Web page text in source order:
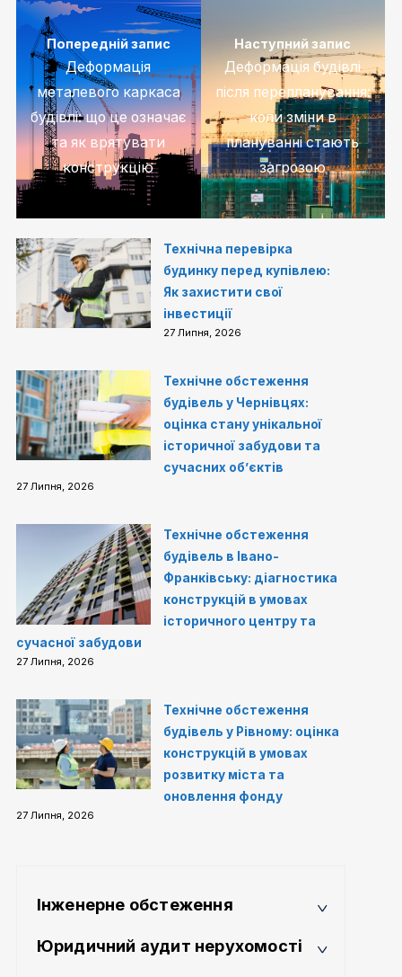
Попередній запис
Деформація
металевого каркаса
будівлі: що це означає
та як врятувати
конструкцію
Наступний запис
Деформація будівлі
після перепланування:
коли зміни в
плануванні стають
загрозою
Технічна перевірка
будинку перед купівлею:
Як захистити свої
інвестиції
27 Липня, 2026
Технічне обстеження
будівель у Чернівцях:
оцінка стану унікальної
історичної забудови та
сучасних об’єктів
27 Липня, 2026
Технічне обстеження
будівель в Івано-
Франківську: діагностика
конструкцій в умовах
історичного центру та
сучасної забудови
27 Липня, 2026
Технічне обстеження
будівель у Рівному: оцінка
конструкцій в умовах
розвитку міста та
оновлення фонду
27 Липня, 2026
Інженерне обстеження
Юридичний аудит нерухомості